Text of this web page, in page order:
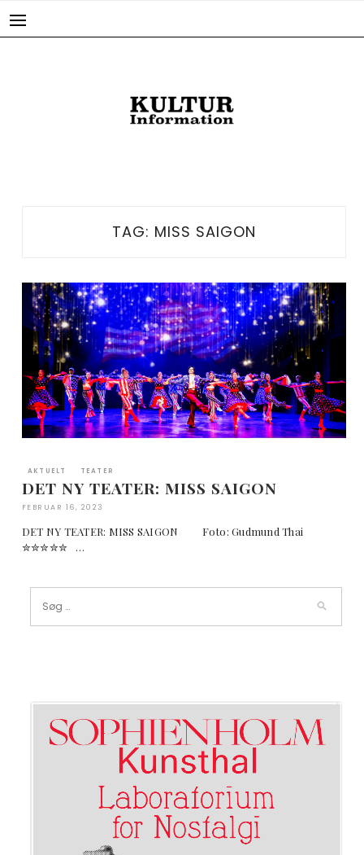
TAG: MISS SAIGON
AKTUELT TEATER
DET NY TEATER: MISS SAIGON
FEBRUAR 16, 2023
DET NY TEATER: MISS SAIGON Foto: Gudmund Thai
✮✮✮✮✮ …